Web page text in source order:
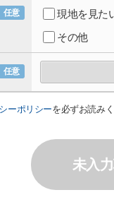
任意
現地を見た
その他
任意
ーポリシーを必ずお読み
未入